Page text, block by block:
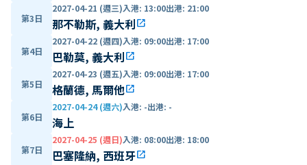
第3日
2027-04-21 (週三)入港: 13:00出港: 21:00
那不勒斯, 義大利open_in_new
第4日
2027-04-22 (週四)入港: 09:00出港: 17:00
巴勒莫, 義大利open_in_new
第5日
2027-04-23 (週五)入港: 09:00出港: 17:00
格蘭德, 馬爾他open_in_new
第6日
2027-04-24 (週六)入港: -出港: -
海上
第7日
2027-04-25 (週日)入港: 08:00出港: 18:00
巴塞隆納, 西班牙open_in_new